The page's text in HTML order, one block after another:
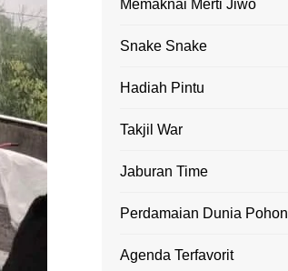
Memaknai Merti Jiwo
Snake Snake
Hadiah Pintu
Takjil War
Jaburan Time
Perdamaian Dunia Pohon
Agenda Terfavorit